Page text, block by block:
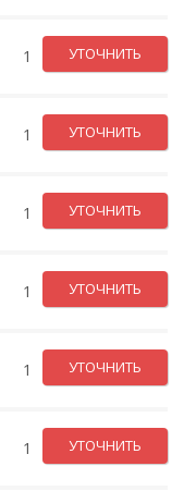
1 УТОЧНИТЬ
1 УТОЧНИТЬ
1 УТОЧНИТЬ
1 УТОЧНИТЬ
1 УТОЧНИТЬ
1 УТОЧНИТЬ